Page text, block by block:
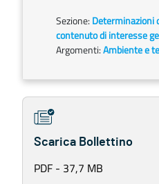
Sezione: Determinazioni
contenuto di interesse
Argomenti:Ambiente e
Scarica Bollettino
PDF - 37,7 MB